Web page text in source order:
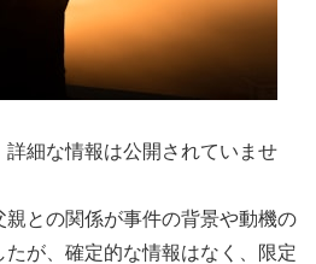
細な情報は公開されていませ
との関係が事件の背景や動機の
が、確定的な情報はなく、限定